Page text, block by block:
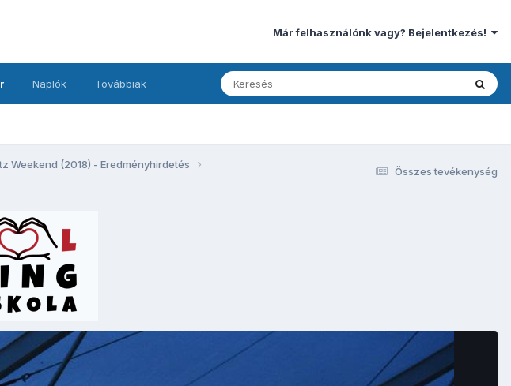
Már felhasználónk vagy? Bejelentkezés!
Naplók Továbbiak
Összes tevékenység
Weekend (2018) - Eredményhirdetés